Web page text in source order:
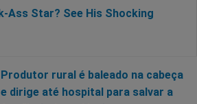
Produtor rural é baleado na cabeça
e dirige até hospital para salvar a